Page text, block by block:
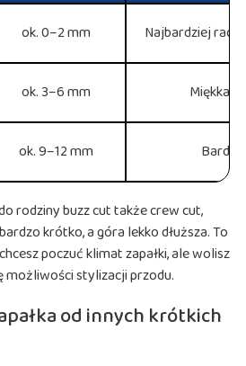
ok. 0–2 mm Najbardziej
ok. 3–6 mm Miękka,
ok. 9–12 mm
rodziny buzz cut także crew cut,
krótko, a góra lekko dłuższa. To
poczuć klimat zapałki, ale wolisz
stylizacji przodu.
od innych krótkich